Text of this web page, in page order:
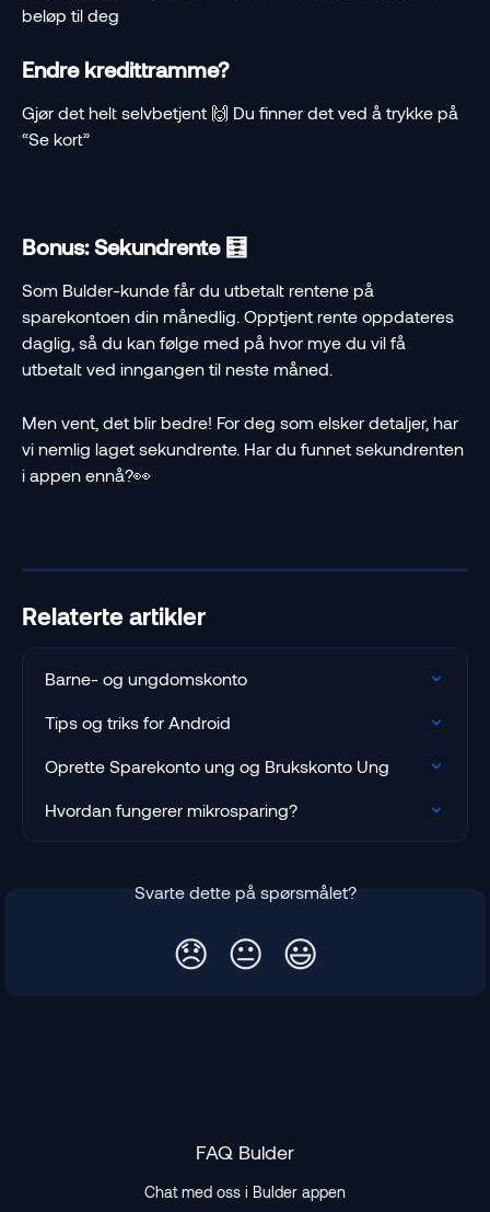
beløp til deg
Endre kredittramme?
Gjør det helt selvbetjent 🙌 Du finner det ved å trykke på
“Se kort”
Bonus: Sekundrente 🧮
Som Bulder-kunde får du utbetalt rentene på
sparekontoen din månedlig. Opptjent rente oppdateres
daglig, så du kan følge med på hvor mye du vil få
utbetalt ved inngangen til neste måned.
Men vent, det blir bedre! For deg som elsker detaljer, har
vi nemlig laget sekundrente. Har du funnet sekundrenten
i appen ennå?👀
Relaterte artikler
Barne- og ungdomskonto
Tips og triks for Android
Oprette Sparekonto ung og Brukskonto Ung
Hvordan fungerer mikrosparing?
Svarte dette på spørsmålet?
😞 😐 😃
FAQ Bulder
Chat med oss i Bulder appen